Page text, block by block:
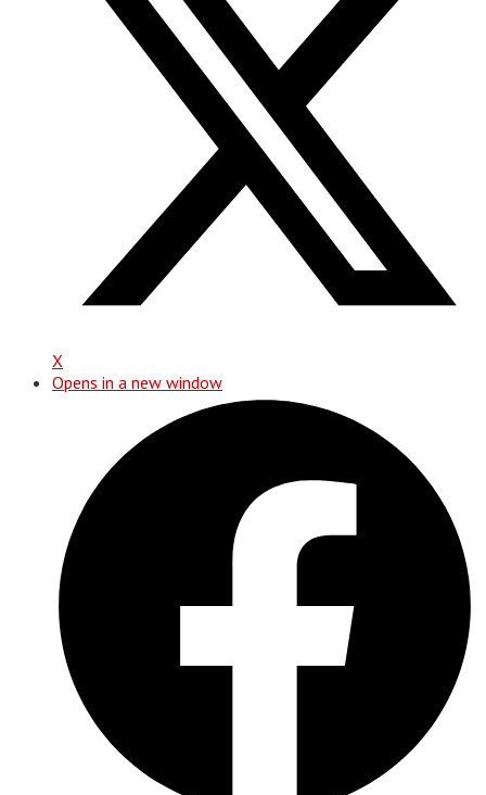
X
Opens in a new window